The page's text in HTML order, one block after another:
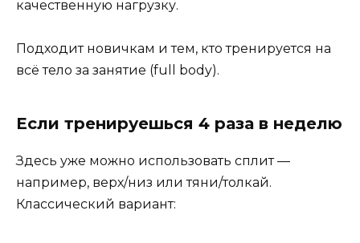
качественную нагрузку.
Подходит новичкам и тем, кто тренируется на
всё тело за занятие (full body).
Если тренируешься 4 раза в неделю
Здесь уже можно использовать сплит —
например, верх/низ или тяни/толкай.
Классический вариант: